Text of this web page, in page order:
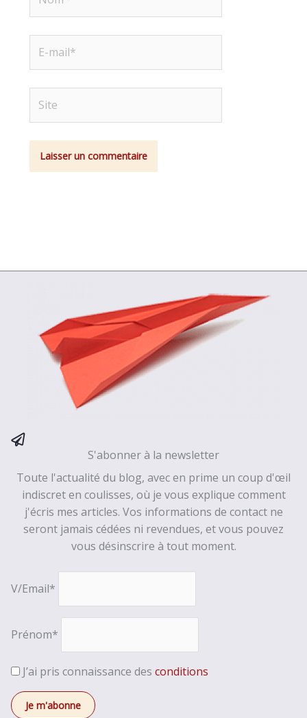
mail*
S'abonner à la newsletter
Toute l'actualité du blog, avec en prime un coup d'œil
indiscret en coulisses, où je vous explique comment
j'écris mes articles. Vos informations de contact ne
seront jamais cédées ni revendues, et vous pouvez
vous désinscrire à tout moment.
V/Email*
Prénom*
J’ai pris connaissance des conditions